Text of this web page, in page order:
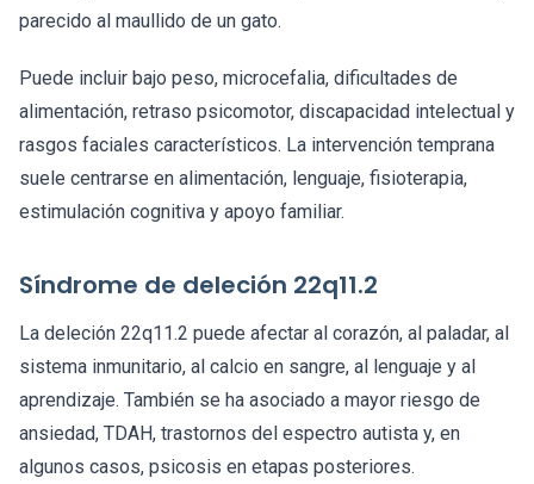
parecido al maullido de un gato.
Puede incluir bajo peso, microcefalia, dificultades de
alimentación, retraso psicomotor, discapacidad intelectual y
rasgos faciales característicos. La intervención temprana
suele centrarse en alimentación, lenguaje, fisioterapia,
estimulación cognitiva y apoyo familiar.
Síndrome de deleción 22q11.2
La deleción 22q11.2 puede afectar al corazón, al paladar, al
sistema inmunitario, al calcio en sangre, al lenguaje y al
aprendizaje. También se ha asociado a mayor riesgo de
ansiedad, TDAH, trastornos del espectro autista y, en
algunos casos, psicosis en etapas posteriores.